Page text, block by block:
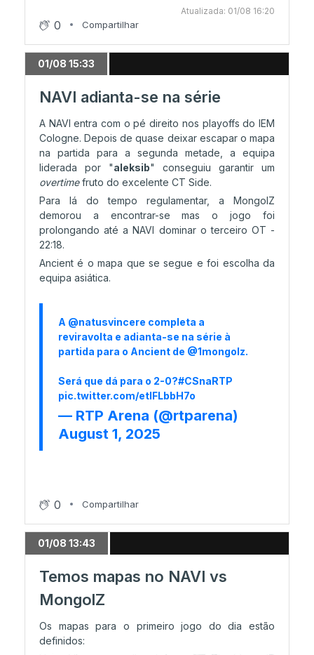
Atualizada: 01/08 16:20
0 Compartilhar
01/08 15:33
NAVI adianta-se na série
A NAVI entra com o pé direito nos playoffs do IEM
Cologne. Depois de quase deixar escapar o mapa
na partida para a segunda metade, a equipa
liderada por "aleksib" conseguiu garantir um
overtimefruto do excelente CT Side.
Para lá do tempo regulamentar, a MongolZ
demorou a encontrar-se mas o jogo foi
prolongando até a NAVI dominar o terceiro OT -
22:18.
Ancient é o mapa que se segue e foi escolha da
equipa asiática.
A @natusvincere completa a
reviravolta e adianta-se na série à
partida para o Ancient de @1mongolz.
Será que dá para o 2-0?#CSnaRTP
pic.twitter.com/etIFLbbH7o
— RTP Arena (@rtparena)
August 1, 2025
0 Compartilhar
01/08 13:43
Temos mapas no NAVI vs
MongolZ
Os mapas para o primeiro jogo do dia estão
definidos: